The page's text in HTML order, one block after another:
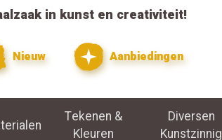
in kunst en creativiteit!
Nieuw Aanbiedingen
Zoeken
Tekenen &
Kleuren
Diversen
Kunstzinnig